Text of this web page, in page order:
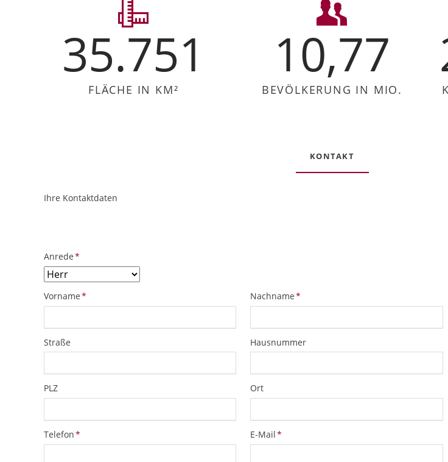
35.751
FLÄCHE IN KM²
10,77
BEVÖLKERUNG IN MIO.
KONTAKT
ObjektPlatzhalter
URL
Ihre Kontaktdaten
Pflichtfeld
Anrede*
Pflichtfeld
Vorname* Pflichtfeld
Nachname*
Straße Hausnummer
PLZ Ort
Pflichtfeld
Telefon* Pflichtfeld
E-Mail*